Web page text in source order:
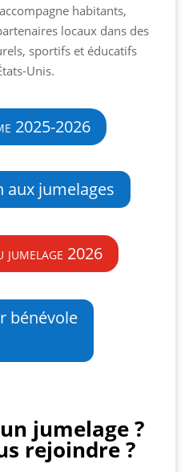
habitants,
locaux dans des
sportifs et éducatifs
Unis.
2025-2026
aux jumelages
jumelage 2026
bénévole
jumelage ?
rejoindre ?